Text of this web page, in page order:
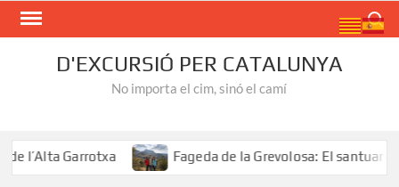
Skip
D'EXCURSIÓ PER CATALUNYA
No importa el cim, sinó el camí
l’Alta Garrotxa Fageda de la Grevolosa: El santuari